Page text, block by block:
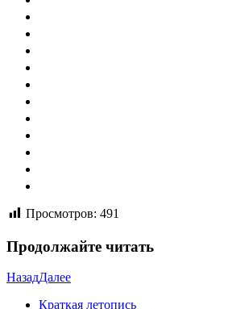
Просмотров: 491
Продолжайте читать
НазадДалее
Краткая летопись